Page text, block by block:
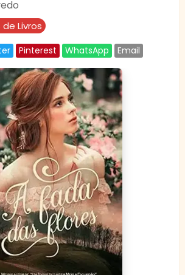
Livros
Pinterest WhatsApp Email